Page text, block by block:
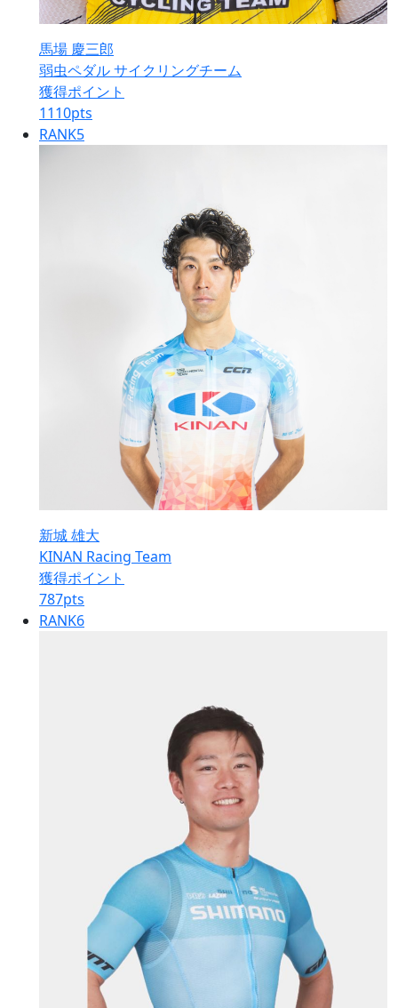
馬場 慶三郎
弱虫ペダル サイクリングチーム
獲得ポイント
1110pts
RANK5
新城 雄大
KINAN Racing Team
獲得ポイント
787pts
RANK6